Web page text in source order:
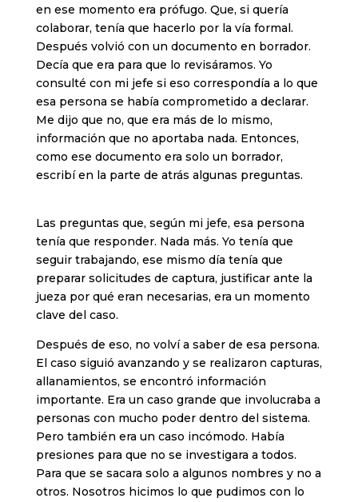
en ese momento era prófugo. Que, si quería
colaborar, tenía que hacerlo por la vía formal.
Después volvió con un documento en borrador.
Decía que era para que lo revisáramos. Yo
consulté con mi jefe si eso correspondía a lo que
esa persona se había comprometido a declarar.
Me dijo que no, que era más de lo mismo,
información que no aportaba nada. Entonces,
como ese documento era solo un borrador,
escribí en la parte de atrás algunas preguntas.
Las preguntas que, según mi jefe, esa persona
tenía que responder. Nada más. Yo tenía que
seguir trabajando, ese mismo día tenía que
preparar solicitudes de captura, justificar ante la
jueza por qué eran necesarias, era un momento
clave del caso.
Después de eso, no volví a saber de esa persona.
El caso siguió avanzando y se realizaron capturas,
allanamientos, se encontró información
importante. Era un caso grande que involucraba a
personas con mucho poder dentro del sistema.
Pero también era un caso incómodo. Había
presiones para que no se investigara a todos.
Para que se sacara solo a algunos nombres y no a
otros. Nosotros hicimos lo que pudimos con lo